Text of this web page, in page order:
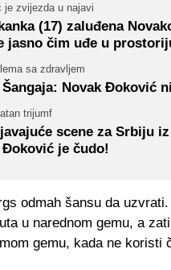
je zvijezda u najavi
(17) zaluđena
jasno čim uđe u
sa zdravljem
Novak Đoković
trijumf
scene za Srbiju
Đoković je čudo!
odmah šansu da
u narednom gemu, a
gemu, kada ne koristi